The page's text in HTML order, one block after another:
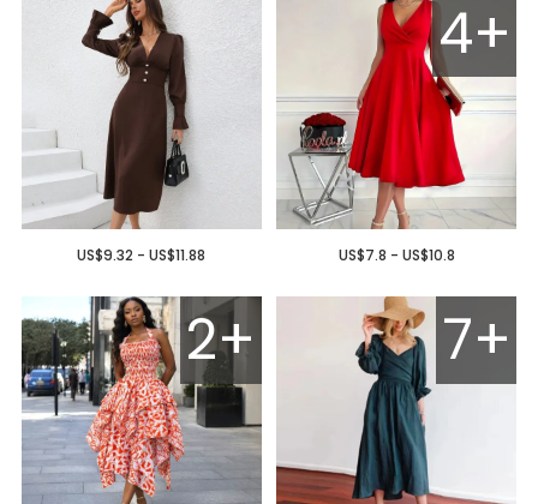
4+
US$7.8 - US$10.8
US$9.32 - US$11.88
7+
2+